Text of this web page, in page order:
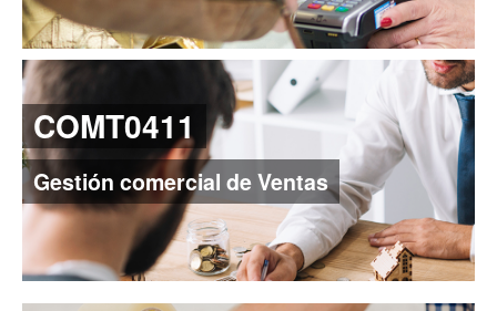
COMT0411
Gestión comercial de Ventas